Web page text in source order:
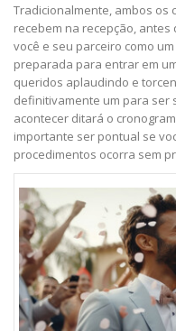
Tradicionalmente, ambos
recebem na recepção,
você e seu parceiro como
preparada para entrar em
queridos aplaudindo e
definitivamente um para ser
acontecer ditará o
importante ser pontual se
procedimentos ocorra sem